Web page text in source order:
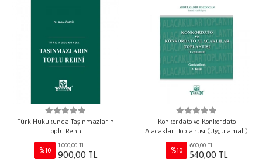
Türk Hukukunda Taşınmazların
Toplu Rehni
%10
1.000,00 TL
900,00 TL
Konkordato ve Konkordato
Alacakları Toplantısı (Uygulamalı)
%10
600,00 TL
540,00 TL